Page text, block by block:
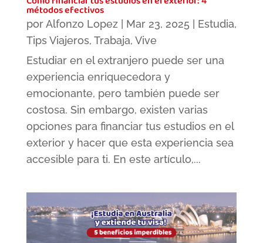
métodos efectivos
porAlfonzo Lopez| Mar 23, 2025| Estudia,
Tips Viajeros, Trabaja, Vive
Estudiar en el extranjero puede ser una
experiencia enriquecedora y
emocionante, pero también puede ser
costosa. Sin embargo, existen varias
opciones para financiar tus estudios en el
exterior y hacer que esta experiencia sea
accesible para ti. En este artículo,...